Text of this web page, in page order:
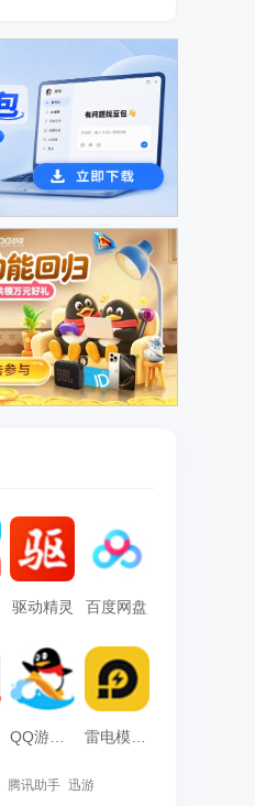
驱动精灵 百度网盘
雷电模拟器
腾讯助手 迅游